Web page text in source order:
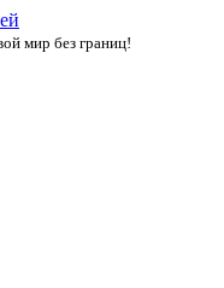
мир без границ!